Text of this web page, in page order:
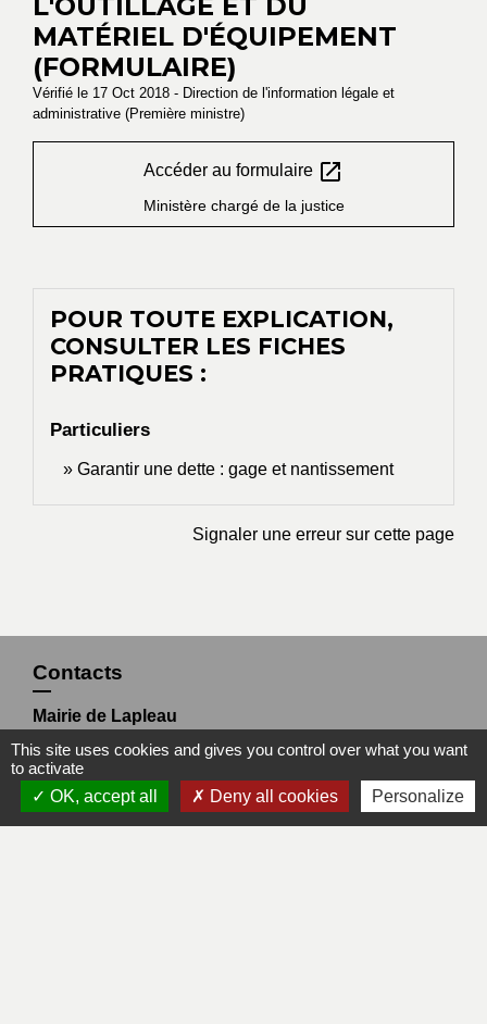
MATÉRIEL D'ÉQUIPEMENT
(FORMULAIRE)
Vérifié le 17 Oct 2018 - Direction de l'information légale et
administrative (Première ministre)
Accéder au formulaire open_in_new
Ministère chargé de la justice
POUR TOUTE EXPLICATION,
CONSULTER LES FICHES
PRATIQUES :
Particuliers
Garantir une dette : gage et nantissement
Signaler une erreur sur cette page
Contacts
Mairie de Lapleau
24, avenue de l'épinette
19550 Lapleau - FRANCE
+33 5 55 27 53 17
This site uses cookies and gives you control over what you want
to activate
OK, accept all
Deny all cookies Personalize